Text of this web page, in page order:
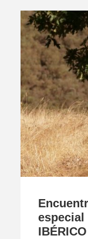
especial
IBÉRICO